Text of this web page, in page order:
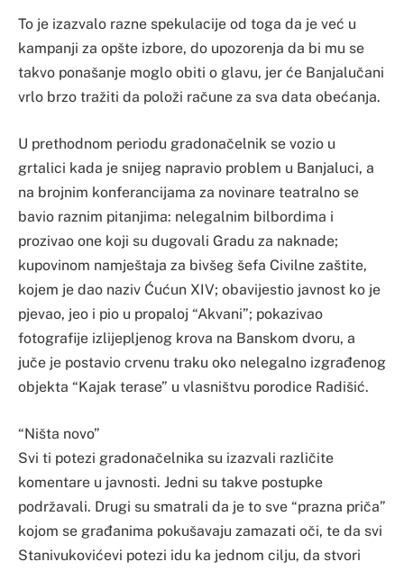
To je izazvalo razne spekulacije od toga da je već u
kampanji za opšte izbore, do upozorenja da bi mu se
takvo ponašanje moglo obiti o glavu, jer će Banjalučani
vrlo brzo tražiti da položi račune za sva data obećanja.
U prethodnom periodu gradonačelnik se vozio u
grtalici kada je snijeg napravio problem u Banjaluci, a
na brojnim konferancijama za novinare teatralno se
bavio raznim pitanjima: nelegalnim bilbordima i
prozivao one koji su dugovali Gradu za naknade;
kupovinom namještaja za bivšeg šefa Civilne zaštite,
kojem je dao naziv Ćućun XIV; obavijestio javnost ko je
pjevao, jeo i pio u propaloj “Akvani”; pokazivao
fotografije izlijepljenog krova na Banskom dvoru, a
juče je postavio crvenu traku oko nelegalno izgrađenog
objekta “Kajak terase” u vlasništvu porodice Radišić.
“Ništa novo”
Svi ti potezi gradonačelnika su izazvali različite
komentare u javnosti. Jedni su takve postupke
podržavali. Drugi su smatrali da je to sve “prazna priča”
kojom se građanima pokušavaju zamazati oči, te da svi
Stanivukovićevi potezi idu ka jednom cilju, da stvori